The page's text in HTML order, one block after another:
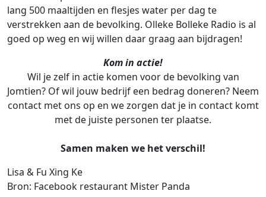
lang 500 maaltijden en flesjes water per dag te
verstrekken aan de bevolking. Olleke Bolleke Radio is al
goed op weg en wij willen daar graag aan bijdragen!
Kom in actie!
Wil je zelf in actie komen voor de bevolking van
Jomtien? Of wil jouw bedrijf een bedrag doneren? Neem
contact met ons op en we zorgen dat je in contact komt
met de juiste personen ter plaatse.
Samen maken we het verschil!
Lisa & Fu Xing Ke
Bron: Facebook restaurant Mister Panda